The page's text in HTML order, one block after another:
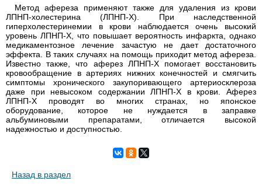
Метод афереза применяют также для удаления из крови
ЛПНП-холестерина (ЛПНП-Х). При наследственной
гиперхолестеринемии в крови наблюдается очень высокий
уровень ЛПНП-Х, что повышает вероятность инфаркта, однако
медикаментозное лечение зачастую не дает достаточного
эффекта. В таких случаях на помощь приходит метод афереза.
Известно также, что аферез ЛПНП-Х помогает восстановить
кровообращение в артериях нижних конечностей и смягчить
симптомы хронического закупоривающего артериосклероза
даже при невысоком содержании ЛПНП-Х в крови. Аферез
ЛПНП-Х проводят во многих странах, но японское
оборудование, которое не нуждается в заправке
альбуминовыми препаратами, отличается высокой
надежностью и доступностью.
Назад в раздел